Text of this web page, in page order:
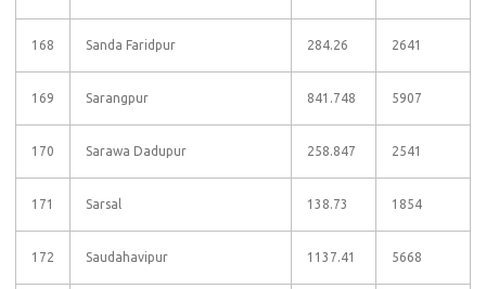
168 Sanda Faridpur 284.26 2641
169 Sarangpur 841.748 5907
170 Sarawa Dadupur 258.847 2541
171 Sarsal 138.73 1854
172 Saudahavipur 1137.41 5668